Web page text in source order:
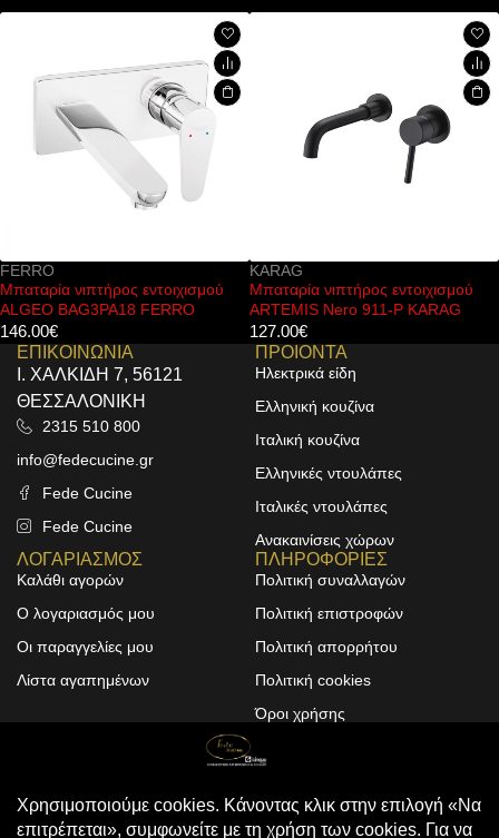
Μπαταρία νιπτήρος εντοιχισμού
ARTEMIS Nero 911-P KARAG
Μπαταρία νιπτήρος
ONE
ΕΠΙΚΟΙΝΩΝΙΑ
Ι. ΧΑΛΚΙΔΗ 7, 56121
ΘΕΣΣΑΛΟΝΙΚΗ
2315 510 800
info@fedecucine.gr
Fede Cucine
Fede Cucine
ΠΡΟΙΟΝΤΑ
Ηλεκτρικά είδη
Ελληνική κουζίνα
Ιταλική κουζίνα
Ελληνικές ντουλάπες
Ιταλικές ντουλάπες
Ανακαινίσεις χώρων
ΛΟΓΑΡΙΑΣΜΟΣ
Καλάθι αγορών
Ο λογαριασμός μου
Οι παραγγελίες μου
Λίστα αγαπημένων
ΠΛΗΡΟΦΟΡΙΕΣ
Πολιτική συναλλαγών
Πολιτική επιστροφών
Πολιτική απορρήτου
Πολιτική cookies
Όροι χρήσης
© 2025 FEDE CUCINE
. All Rights
Design & Development by
ALPHA DESIGNERS